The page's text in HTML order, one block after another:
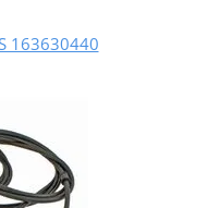
163630440